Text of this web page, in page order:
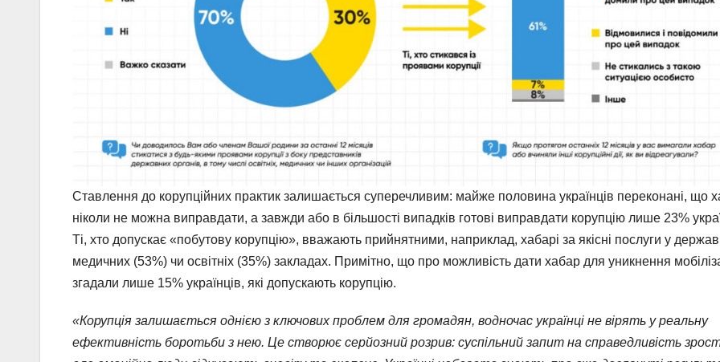
Ставлення до корупційних практик залишається суперечливим: майже половина українців переконані, що
ніколи не можна виправдати, а завжди або в більшості випадків готові виправдати корупцію лише 23%
Ті, хто допускає «побутову корупцію», вважають прийнятними, наприклад, хабарі за якісні послуги у
медичних (53%) чи освітніх (35%) закладах. Примітно, що про можливість дати хабар для уникнення
згадали лише 15% українців, які допускають корупцію.
«Корупція залишається однією з ключових проблем для громадян, водночас українці не вірять у реальну
ефективність боротьби з нею. Це створює серйозний розрив: суспільний запит на справедливість